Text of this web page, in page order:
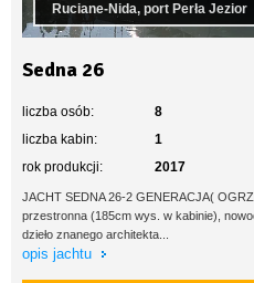
Ruciane-Nida, port Perła Jezior
Sedna 26
liczba osób:
8
liczba kabin:
1
rok produkcji:
2017
JACHT SEDNA 26-2 GENERACJA(
przestronna (185cm wys. w kabinie),
dzieło znanego architekta...
opis jachtu